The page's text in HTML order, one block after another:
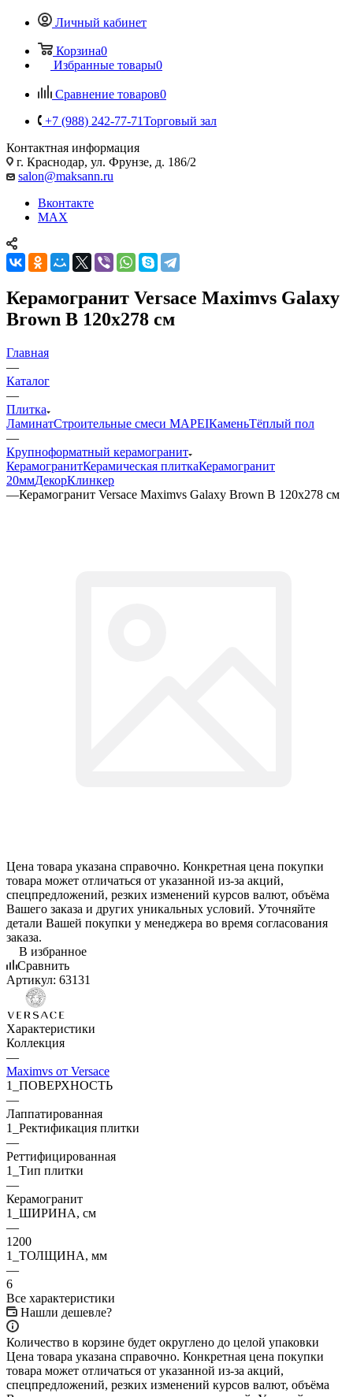
Личный кабинет
Корзина0
Избранные товары0
Сравнение товаров0
+7 (988) 242-77-71Торговый зал
Контактная информация
г. Краснодар, ул. Фрунзе, д. 186/2
salon@maksann.ru
Вконтакте
MAX
Керамогранит Versace Maximvs Galaxy
Brown B 120x278 см
Главная
—
Каталог
—
Плитка
ЛаминатСтроительные смеси MAPEIКаменьТёплый пол
—
Крупноформатный керамогранит
КерамогранитКерамическая плиткаКерамогранит
20ммДекорКлинкер
—Керамогранит Versace Maximvs Galaxy Brown B 120x278 см
Цена товара указана справочно. Конкретная цена покупки
товара может отличаться от указанной из-за акций,
спецпредложений, резких изменений курсов валют, объёма
Вашего заказа и других уникальных условий. Уточняйте
детали Вашей покупки у менеджера во время согласования
заказа.
В избранное
Сравнить
Артикул: 63131
Характеристики
Коллекция
—
Maximvs от Versace
1_ПОВЕРХНОСТЬ
—
Лаппатированная
1_Ректификация плитки
—
Реттифицированная
1_Тип плитки
—
Керамогранит
1_ШИРИНА, cм
—
1200
1_ТОЛЩИНА, мм
—
6
Все характеристики
Нашли дешевле?
Количество в корзине будет округлено до целой упаковки
Цена товара указана справочно. Конкретная цена покупки
товара может отличаться от указанной из-за акций,
спецпредложений, резких изменений курсов валют, объёма